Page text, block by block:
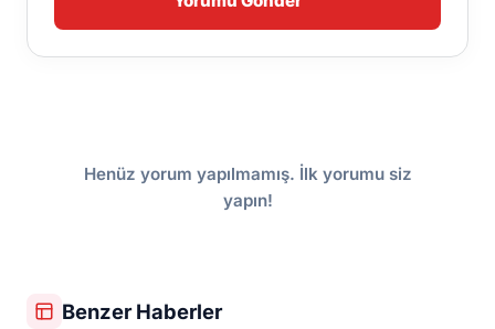
Henüz yorum yapılmamış. İlk yorumu siz
yapın!
Benzer Haberler